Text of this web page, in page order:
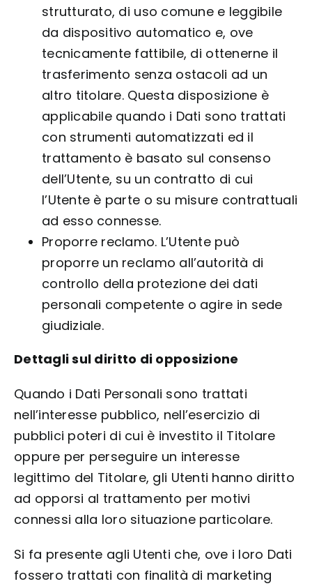
strutturato, di uso comune e leggibile
da dispositivo automatico e, ove
tecnicamente fattibile, di ottenerne il
trasferimento senza ostacoli ad un
altro titolare. Questa disposizione è
applicabile quando i Dati sono trattati
con strumenti automatizzati ed il
trattamento è basato sul consenso
dell’Utente, su un contratto di cui
l’Utente è parte o su misure contrattuali
ad esso connesse.
Proporre reclamo. L’Utente può
proporre un reclamo all’autorità di
controllo della protezione dei dati
personali competente o agire in sede
giudiziale.
Dettagli sul diritto di opposizione
Quando i Dati Personali sono trattati
nell’interesse pubblico, nell’esercizio di
pubblici poteri di cui è investito il Titolare
oppure per perseguire un interesse
legittimo del Titolare, gli Utenti hanno diritto
ad opporsi al trattamento per motivi
connessi alla loro situazione particolare.
Si fa presente agli Utenti che, ove i loro Dati
fossero trattati con finalità di marketing